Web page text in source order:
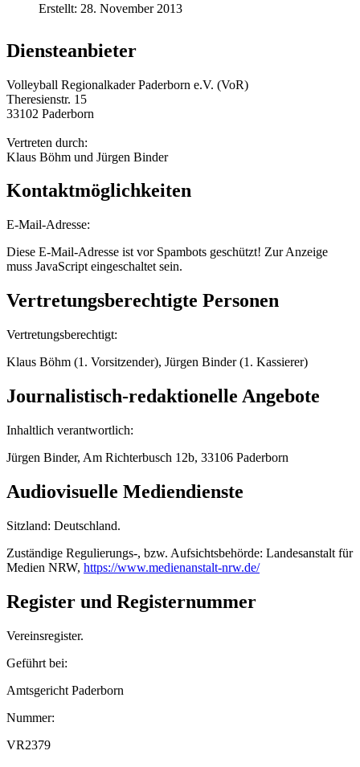
Erstellt: 28. November 2013
Diensteanbieter
Volleyball Regionalkader Paderborn e.V. (VoR)
Theresienstr. 15
33102 Paderborn
Vertreten durch:
Klaus Böhm und Jürgen Binder
Kontaktmöglichkeiten
E-Mail-Adresse:
Diese E-Mail-Adresse ist vor Spambots geschützt! Zur Anzeige
muss JavaScript eingeschaltet sein.
Vertretungsberechtigte Personen
Vertretungsberechtigt:
Klaus Böhm (1. Vorsitzender), Jürgen Binder (1. Kassierer)
Journalistisch-redaktionelle Angebote
Inhaltlich verantwortlich:
Jürgen Binder, Am Richterbusch 12b, 33106 Paderborn
Audiovisuelle Mediendienste
Sitzland: Deutschland.
Zuständige Regulierungs-, bzw. Aufsichtsbehörde: Landesanstalt für
Medien NRW, https://www.medienanstalt-nrw.de/
Register und Registernummer
Vereinsregister.
Geführt bei:
Amtsgericht Paderborn
Nummer:
VR2379